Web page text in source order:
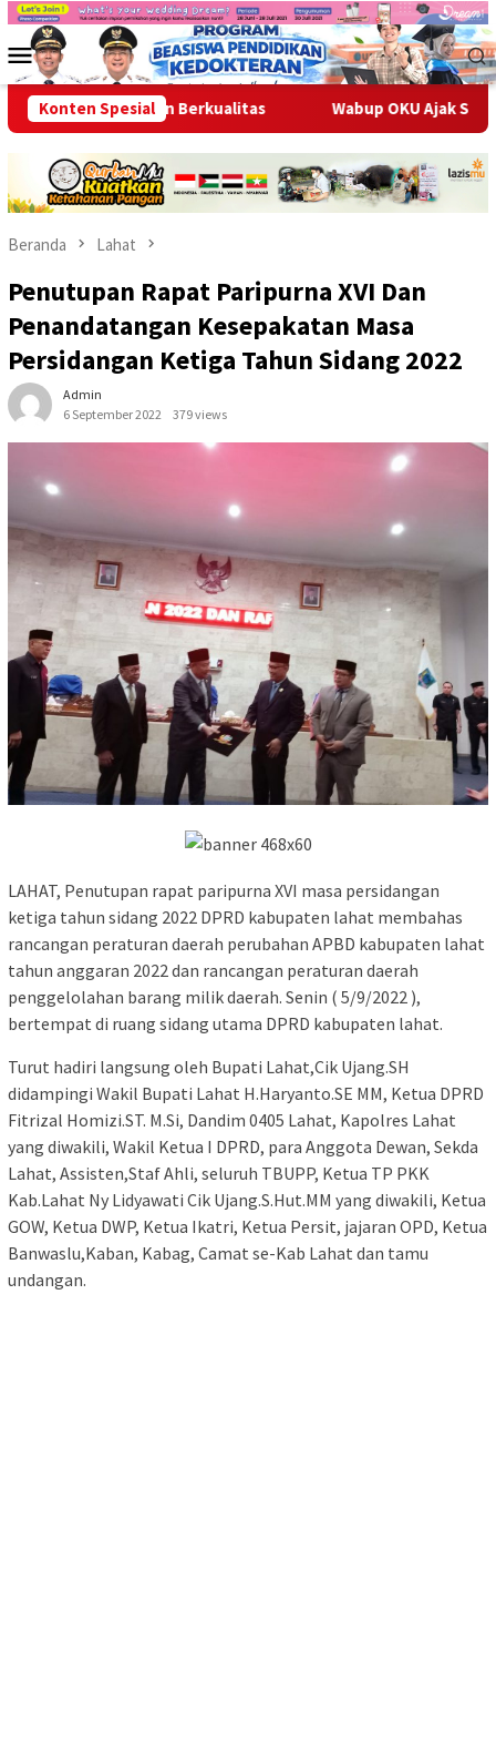
Loncat
kontenMenu
Mobile
Konten Spesial
dan Berkualitas Wabup OKU Ajak Seluruh OPD
Beranda Lahat
Penutupan Rapat Paripurna XVI Dan
Penandatangan Kesepakatan Masa
Persidangan Ketiga Tahun Sidang 2022
Admin
6 September 2022
379 views
LAHAT, Penutupan rapat paripurna XVI masa persidangan
ketiga tahun sidang 2022 DPRD kabupaten lahat membahas
rancangan peraturan daerah perubahan APBD kabupaten lahat
tahun anggaran 2022 dan rancangan peraturan daerah
penggelolahan barang milik daerah. Senin ( 5/9/2022 ),
bertempat di ruang sidang utama DPRD kabupaten lahat.
Turut hadiri langsung oleh Bupati Lahat,Cik Ujang.SH
didampingi Wakil Bupati Lahat H.Haryanto.SE MM, Ketua DPRD
Fitrizal Homizi.ST. M.Si, Dandim 0405 Lahat, Kapolres Lahat
yang diwakili, Wakil Ketua I DPRD, para Anggota Dewan, Sekda
Lahat, Assisten,Staf Ahli, seluruh TBUPP, Ketua TP PKK
Kab.Lahat Ny Lidyawati Cik Ujang.S.Hut.MM yang diwakili, Ketua
GOW, Ketua DWP, Ketua Ikatri, Ketua Persit, jajaran OPD, Ketua
Banwaslu,Kaban, Kabag, Camat se-Kab Lahat dan tamu
undangan.